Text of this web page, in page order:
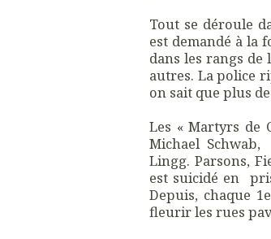
Tout se déroule
est demandé à la
dans les rangs
autres. La police
on sait que plus
Les « Martyrs de
Michael
Lingg. Parsons,
est suicidé en
Depuis, chaque
fleurir les rues